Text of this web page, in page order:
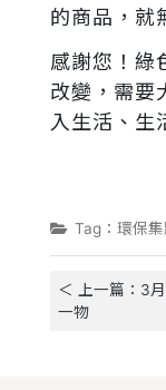
的商品，就
感謝您！綠
改變，需要
入生活、生
Tag：環保集
＜ 上一篇：3
一物